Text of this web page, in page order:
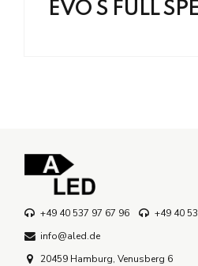
EVO S FULL
+49 40 537 97 67 96
+49 40
info@aled.de
20459 Hamburg, Venusberg 6